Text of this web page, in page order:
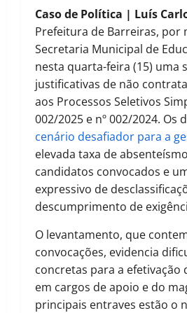
Caso de Política | Luís
Prefeitura de Barreiras, por
Secretaria Municipal de
nesta quarta-feira (15) uma
justificativas de não
aos Processos Seletivos
002/2025 e nº 002/2024. Os
cenário desafiador para a
elevada taxa de
candidatos convocados e
expressivo de
descumprimento de
O levantamento, que
convocações, evidencia
concretas para a efetivação
em cargos de apoio e do
principais entraves estão o